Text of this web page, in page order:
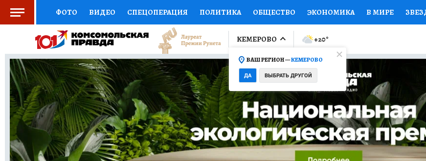
ФОТО ВИДЕО СПЕЦОПЕРАЦИЯ ПОЛИТИКА ОБЩЕСТВО ЭКОНОМИКА В МИРЕ
СОЦПОДДЕРЖКА НАУКА СПОРТ КОЛУМНИСТЫ ПРОИСШЕСТВИЯ
ВЫБОР ЭКСПЕРТОВ ДОКТОР ФИНАНСЫ ОТКРЫВАЕМ МИР Я ЗНАЮ СЕМЬЯ ЖЕНСКИЕ
КНИЖНАЯ ПОЛКА ПРОГНОЗЫ НА СПОРТ ПРОМОКОДЫ СЕРИАЛЫ СПЕЦПРОЕКТЫ
ПРЕСС-ЦЕНТР НЕДВИЖИМОСТЬ ТЕЛЕВИЗОР КОНКУРСЫ РАБОТА У НАС ГИД
РЕКЛАМА ТЕСТЫ НОВОЕ НА САЙТЕ
КЕМЕРОВО
ВАШ РЕГИОН —КЕМЕРОВО
ДА ВЫБРАТЬ ДРУГОЙ
+20°